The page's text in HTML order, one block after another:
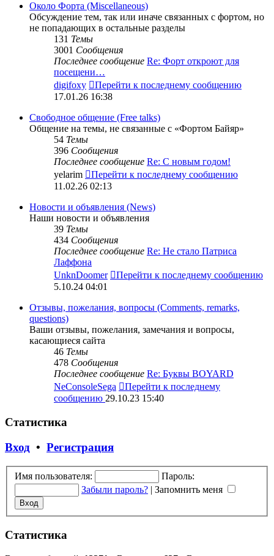
Около Форта (Miscellaneous)
Обсуждение тем, так или иначе связанных с фортом, но
не попадающих в остальные разделы
131 Темы
3001 Сообщения
Последнее сообщение Re: Форт откроют для
посещени…
digifoxy
Перейти к последнему сообщению
17.01.26 16:38
Свободное общение (Free talks)
Общение на темы, не связанные с «Фортом Байяр»
54 Темы
396 Сообщения
Последнее сообщение Re: С новым годом!
yelarim
Перейти к последнему сообщению
11.02.26 02:13
Новости и объявления (News)
Наши новости и объявления
39 Темы
434 Сообщения
Последнее сообщение Re: Не стало Патриса
Лаффона
UnknDoomer
Перейти к последнему сообщению
5.10.24 04:01
Отзывы, пожелания, вопросы (Comments, remarks,
questions)
Ваши отзывы, пожелания, замечания и вопросы,
касающиеся сайта
46 Темы
478 Сообщения
Последнее сообщение Re: Буквы BOYARD
NeConsoleSega
Перейти к последнему
сообщению 29.10.23 15:40
Статистика
Вход • Регистрация
Имя пользователя:
Пароль:
Забыли пароль? | Запомнить меня
Статистика